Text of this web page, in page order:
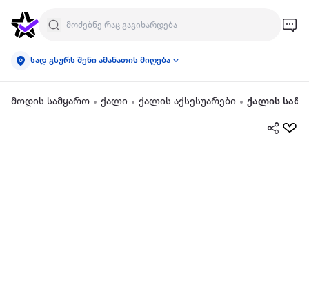
სად გსურს შენი ამანათის მიღება
მოდის სამყარო ქალი ქალის აქსესუარები ქალის